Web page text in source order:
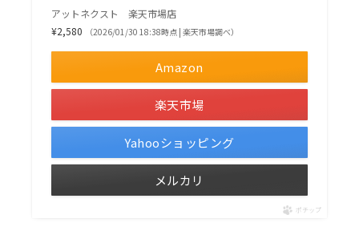
アットネクスト 楽天市場店
¥2,580
（2026/01/30 18:38時点 | 楽天市場調べ）
Amazon
楽天市場
Yahooショッピング
メルカリ
ポチップ